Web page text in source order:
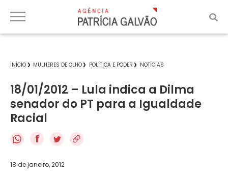
INÍCIO MULHERES DE OLHO POLÍTICA E PODER NOTÍCIAS
18/01/2012 – Lula indica a Dilma
senador do PT para a Igualdade
Racial
f
18 de janeiro, 2012